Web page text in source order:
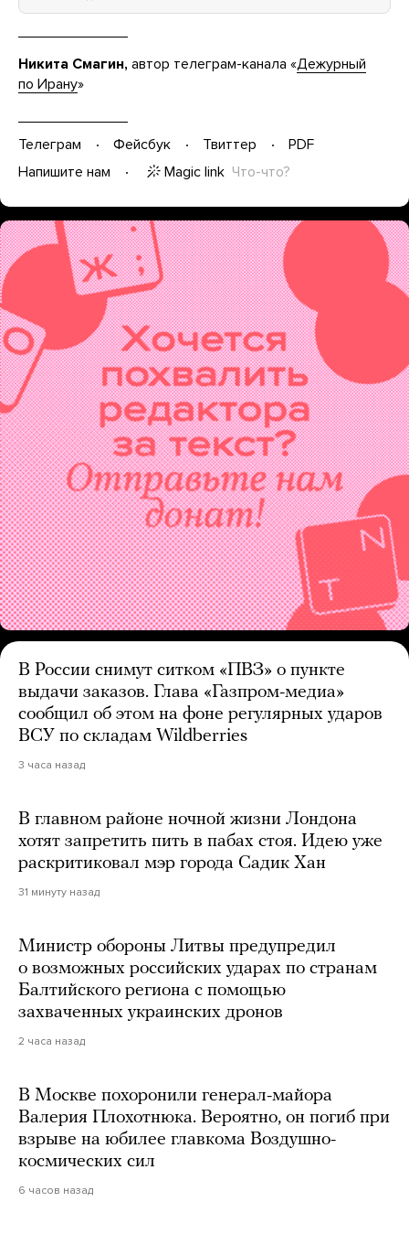
Никита Смагин, автор телеграм-канала «Дежурный
по Ирану»
Телеграм Фейсбук Твиттер
PDF
Напишите нам
Magic link Что-что?
В России снимут ситком «ПВЗ» о пункте
выдачи заказов. Глава «Газпром-медиа»
сообщил об этом на фоне регулярных ударов
ВСУ по складам Wildberries
3 часа назад
В главном районе ночной жизни Лондона
хотят запретить пить в пабах стоя. Идею уже
раскритиковал мэр города Садик Хан
31 минуту назад
Министр обороны Литвы предупредил
о возможных российских ударах по странам
Балтийского региона с помощью
захваченных украинских дронов
2 часа назад
В Москве похоронили генерал-майора
Валерия Плохотнюка. Вероятно, он погиб при
взрыве на юбилее главкома Воздушно-
космических сил
6 часов назад